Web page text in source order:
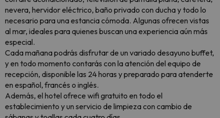
nevera, hervidor eléctrico, baño privado con ducha y todo lo
necesario para una estancia cómoda. Algunas ofrecen vistas
al mar, ideales para quienes buscan una experiencia aún más
especial.
Cada mañana podrás disfrutar de un variado desayuno buffet,
y en todo momento contarás con la atención del equipo de
recepción, disponible las 24 horas y preparado para atenderte
en español, francés o inglés.
Además, el hotel ofrece wifi gratuito en todo el
establecimiento y un servicio de limpieza con cambio de